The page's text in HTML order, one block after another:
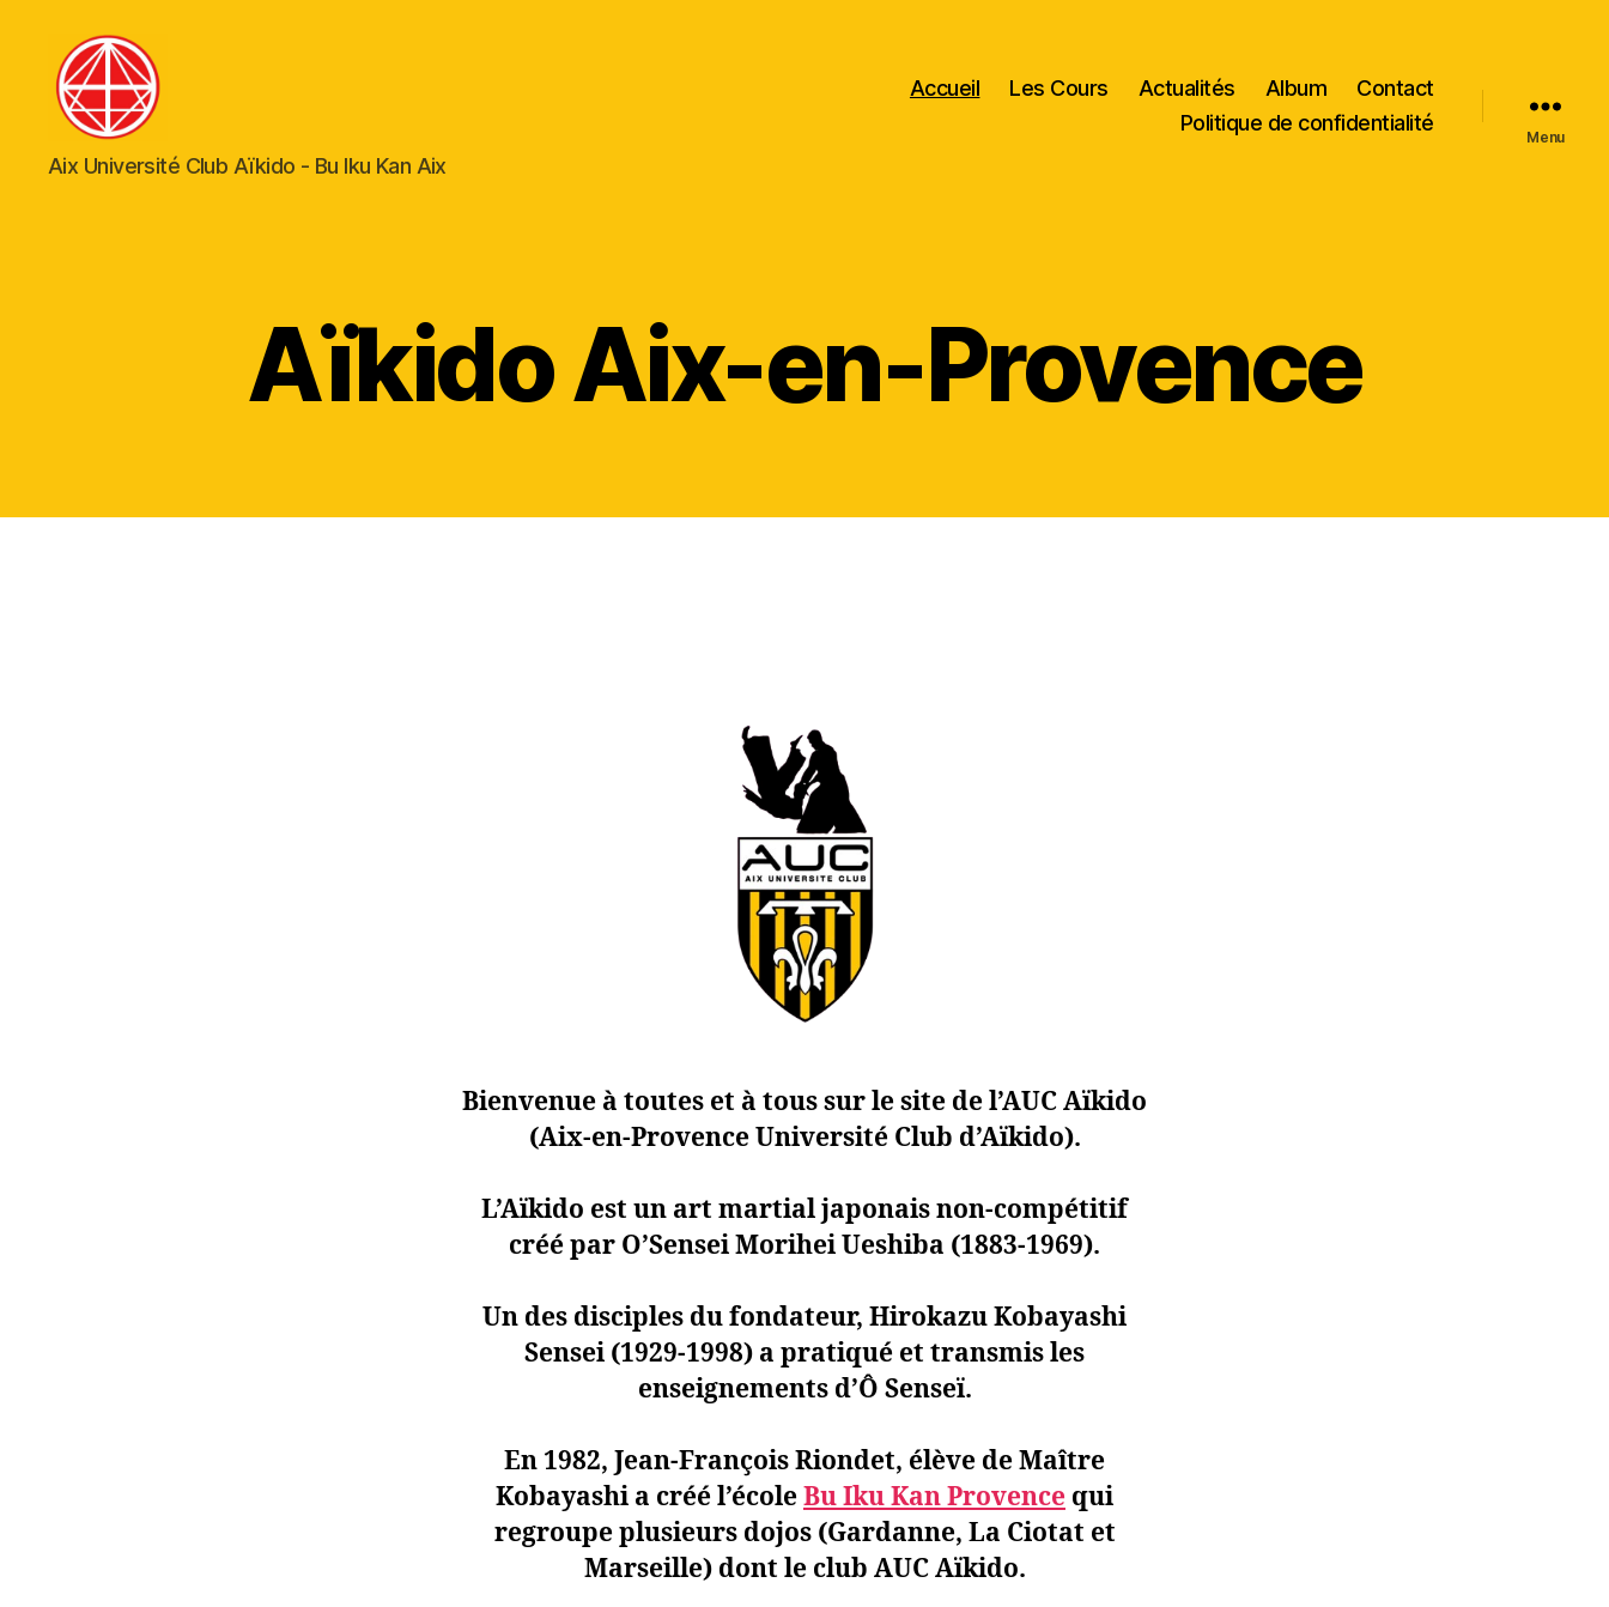
Aïkido
Aix-
Aix Université Club Aïkido - Bu Iku Kan Aix
Accueil Les Cours Actualités Album
Contact
Politique de confidentialité
Menu
Aïkido Aix-en-Provence
Bienvenue à toutes et à tous sur le site de l’AUC Aïkido
(Aix-en-Provence Université Club d’Aïkido).
L’Aïkido est un art martial japonais non-compétitif
créé par O’Sensei Morihei Ueshiba (1883-1969).
Un des disciples du fondateur, Hirokazu Kobayashi
Sensei (1929-1998) a pratiqué et transmis les
enseignements d’Ô Senseï.
En 1982, Jean-François Riondet, élève de Maître
Kobayashi a créé l’écoleBu Iku Kan Provence qui
regroupe plusieurs dojos (Gardanne, La Ciotat et
Marseille) dont le club AUC Aïkido.